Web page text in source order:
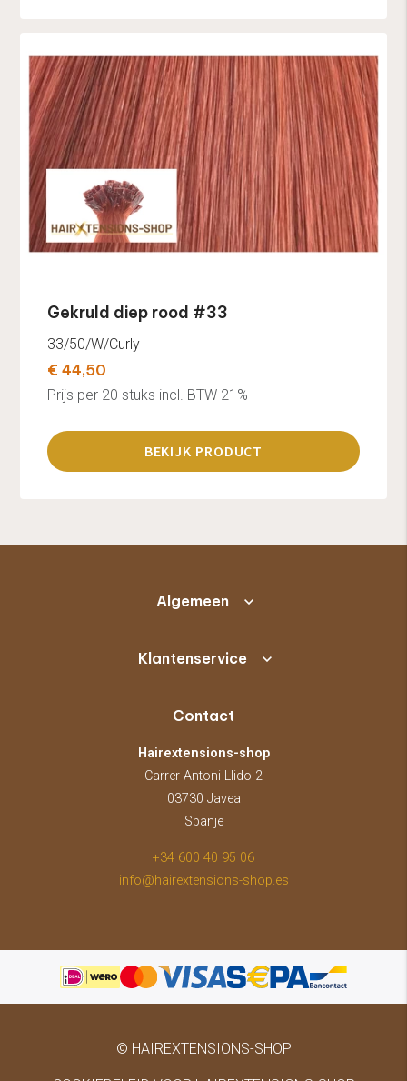
Gekruld diep rood #33
33/50/W/Curly
€ 44,50
Prijs per 20 stuks incl. BTW 21%
BEKIJK PRODUCT
Algemeen
Klantenservice
Contact
Hairextensions-shop
Carrer Antoni Llido 2
03730 Javea
Spanje
+34 600 40 95 06
info@hairextensions-shop.es
© HAIREXTENSIONS-SHOP